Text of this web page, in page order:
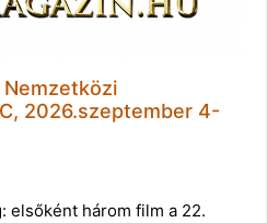
Nemzetközi
2026.szeptember 4-
elsőként három film a 22.